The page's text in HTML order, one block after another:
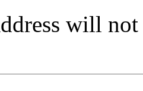
will